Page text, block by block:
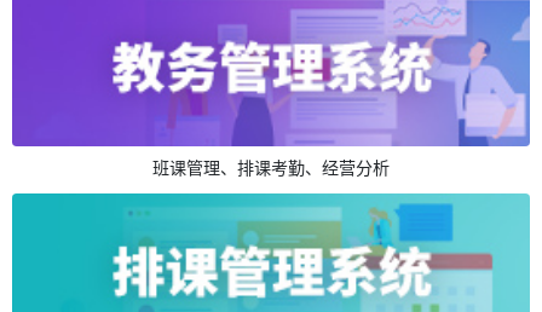
班课管理、排课考勤、经营分析